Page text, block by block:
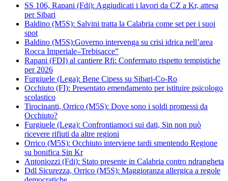
SS 106, Rapani (Fdi): Aggiudicati i lavori da CZ a Kr, attesa
per Sibari
Baldino (M5S): Salvini tratta la Calabria come set per i suoi
spot
Baldino (M5S):Governo intervenga su crisi idrica nell’area
Rocca Imperiale–Trebisacce”
Rapani (FDI) al cantiere Rfi: Confermato rispetto tempistiche
per 2026
Furgiuele (Lega): Bene Cipess su Sibari-Co-Ro
Occhiuto (FI): Presentato emendamento per istituire psicologo
scolastico
Tirocinanti, Orrico (M5S): Dove sono i soldi promessi da
Occhiuto?
Furgiuele (Lega): Confrontiamoci sui dati, Sin non può
ricevere rifiuti da altre regioni
Orrico (M5S): Occhiuto interviene tardi smentendo Regione
su bonifica Sin Kr
Antoniozzi (Fdi): Stato presente in Calabria contro ndrangheta
Ddl Sicurezza, Orrico (M5S): Maggioranza allergica a regole